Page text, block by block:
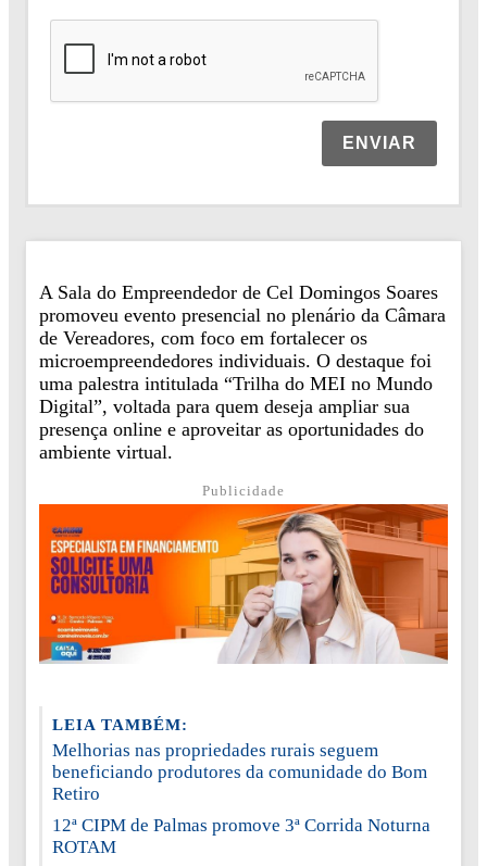
ENVIAR
A Sala do Empreendedor de Cel Domingos Soares
promoveu evento presencial no plenário da Câmara
de Vereadores, com foco em fortalecer os
microempreendedores individuais. O destaque foi
uma palestra intitulada “Trilha do MEI no Mundo
Digital”, voltada para quem deseja ampliar sua
presença online e aproveitar as oportunidades do
ambiente virtual.
Publicidade
LEIA TAMBÉM:
Melhorias nas propriedades rurais seguem
beneficiando produtores da comunidade do Bom
Retiro
12ª CIPM de Palmas promove 3ª Corrida Noturna
ROTAM